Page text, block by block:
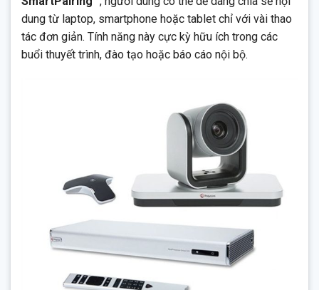
dung từ laptop, smartphone hoặc tablet chỉ với vài thao
tác đơn giản. Tính năng này cực kỳ hữu ích trong các
buổi thuyết trình, đào tạo hoặc báo cáo nội bộ.